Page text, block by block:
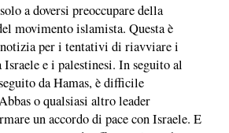
a doversi preoccupare della
movimento islamista. Questa è
notizia per i tentativi di riavviare i
e i palestinesi. In seguito al
da Hamas, è difficile
o qualsiasi altro leader
un accordo di pace con Israele. E